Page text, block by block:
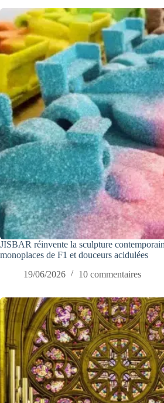
JISBAR réinvente la sculpture
monoplaces de F1 et douceurs acidulées
19/06/2026
10 commentaires